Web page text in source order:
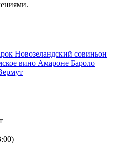
Новозеландский совиньон
вино Амароне Бароло